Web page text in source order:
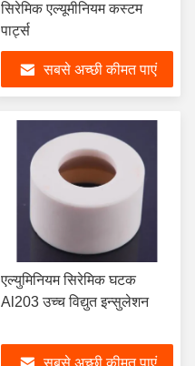
सिरेमिक एल्यूमीनियम कस्टम
पार्ट्स
सबसे अच्छी कीमत पाएं
एल्युमिनियम सिरेमिक घटक
Al203 उच्च विद्युत इन्सुलेशन